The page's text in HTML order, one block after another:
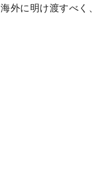
外に明け渡すべく、